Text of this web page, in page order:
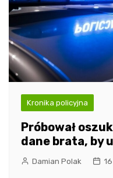
Kronika policyjna
Próbował
dane brata, by
Damian Polak